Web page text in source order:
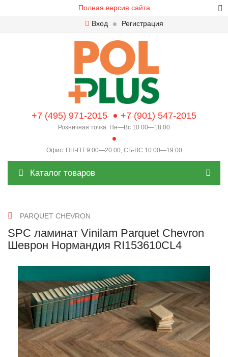
Полная версия сайта
Вход
Регистрация
+7 (495) 971-2015 +7 (901) 547-2015
Розничная точка: Пн—Вс 10:00—18:00
Офис: ПН-ПТ 9.00—20.00, СБ-ВС 10.00—19.00
Каталог товаров
PARQUET CHEVRON
SPC ламинат Vinilam Parquet Chevron
Шеврон Нормандия RI153610CL4